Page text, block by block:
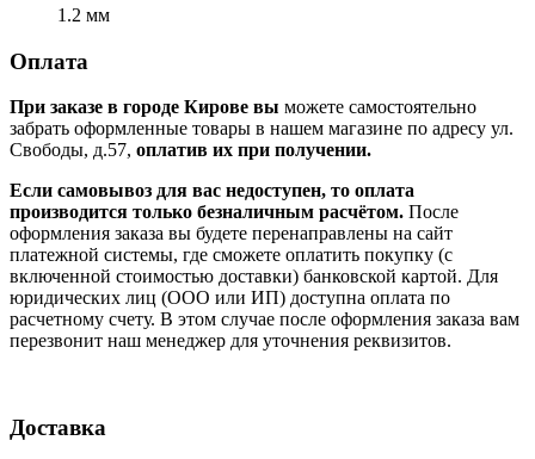
1.2 мм
Оплата
При заказе в городе Кирове вы можете самостоятельно
забрать оформленные товары в нашем магазине по адресу ул.
Свободы, д.57, оплатив их при получении.
Если самовывоз для вас недоступен, то оплата
производится только безналичным расчётом. После
оформления заказа вы будете перенаправлены на сайт
платежной системы, где сможете оплатить покупку (с
включенной стоимостью доставки) банковской картой. Для
юридических лиц (ООО или ИП) доступна оплата по
расчетному счету. В этом случае после оформления заказа вам
перезвонит наш менеджер для уточнения реквизитов.
Доставка